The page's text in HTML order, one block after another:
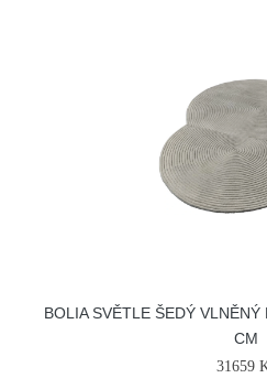
BOLIA SVĚTLE ŠEDÝ
CM
31659